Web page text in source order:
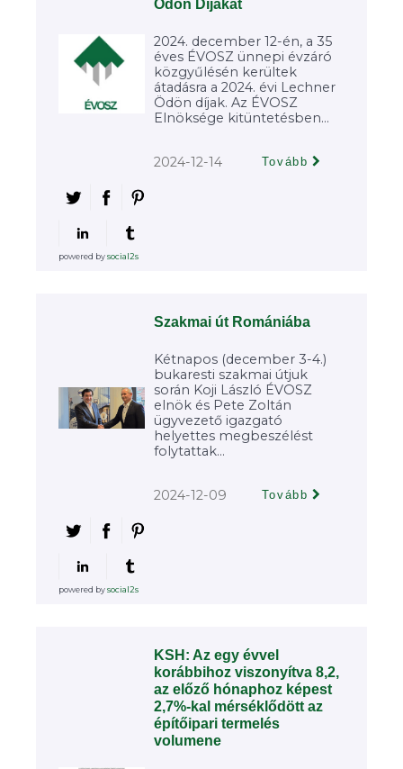
Ödön Díjakat
2024. december 12-én, a 35
éves ÉVOSZ ünnepi évzáró
közgyűlésén kerültek
átadásra a 2024. évi Lechner
Ödön díjak. Az ÉVOSZ
Elnöksége kitüntetésben...
2024-12-14 Tovább
powered bysocial2s
Szakmai út Romániába
Kétnapos (december 3-4.)
bukaresti szakmai útjuk
során Koji László ÉVOSZ
elnök és Pete Zoltán
ügyvezető igazgató
helyettes megbeszélést
folytattak...
2024-12-09 Tovább
powered bysocial2s
KSH: Az egy évvel
korábbihoz viszonyítva 8,2,
az előző hónaphoz képest
2,7%-kal mérséklődött az
építőipari termelés
volumene